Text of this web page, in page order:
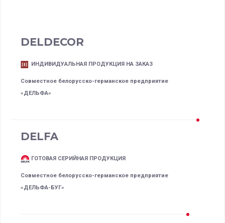
DELDECOR
ИНДИВИДУАЛЬНАЯ ПРОДУКЦИЯ НА ЗАКАЗ
Совместное белорусско-германское предприятие
«ДЕЛЬФА»
DELFA
ГОТОВАЯ СЕРИЙНАЯ ПРОДУКЦИЯ
Совместное белорусско-германское предприятие
«ДЕЛЬФА-БУГ»